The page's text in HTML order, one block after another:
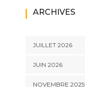
ARCHIVES
JUILLET 2026
JUIN 2026
NOVEMBRE 2025